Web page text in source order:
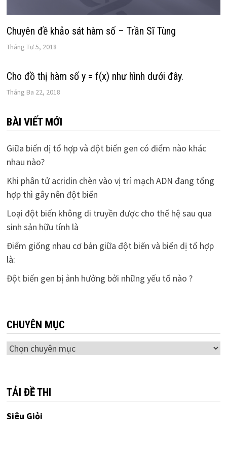
Chuyên đề khảo sát hàm số – Trần Sĩ Tùng
Tháng Tư 5, 2018
Cho đồ thị hàm số y = f(x) như hình dưới đây.
Tháng Ba 22, 2018
BÀI VIẾT MỚI
Giữa biến dị tổ hợp và đột biến gen có điểm nào khác
nhau nào?
Khi phân tử acridin chèn vào vị trí mạch ADN đang tổng
hợp thì gây nên đột biến
Loại đột biến không di truyền được cho thế hệ sau qua
sinh sản hữu tính là
Điểm giống nhau cơ bản giữa đột biến và biến dị tổ hợp
là:
Đột biến gen bị ảnh hưởng bởi những yếu tố nào ?
CHUYÊN MỤC
Chuyên
TẢI ĐỀ THI
Siêu Giỏi